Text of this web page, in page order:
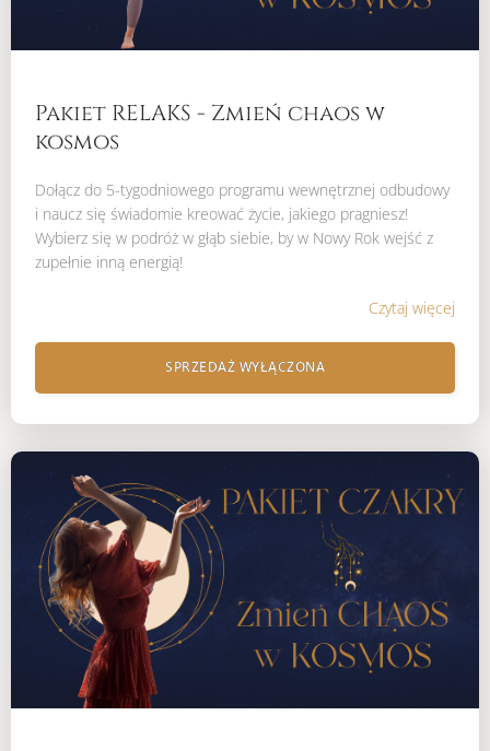
Pakiet RELAKS - Zmień chaos w
kosmos
Dołącz do 5-tygodniowego programu wewnętrznej odbudowy
i naucz się świadomie kreować życie, jakiego pragniesz!
Wybierz się w podróż w głąb siebie, by w Nowy Rok wejść z
zupełnie inną energią!
Czytaj więcej
SPRZEDAŻ WYŁĄCZONA